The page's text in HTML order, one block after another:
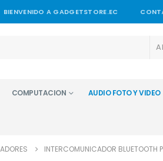
BIENVENIDO A GADGETSTORE.EC
COMPUTACION AUDIO FOTO Y VIDEO
INTERCOMUNICADOR